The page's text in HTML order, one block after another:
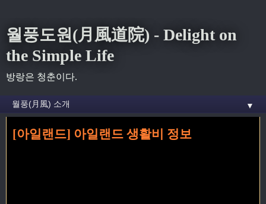
월풍도원(月風道院) - Delight on
the Simple Life
방랑은 청춘이다.
▼
» 코크 꼬리가 달린 글
[아일랜드] 아일랜드 생활비 정보